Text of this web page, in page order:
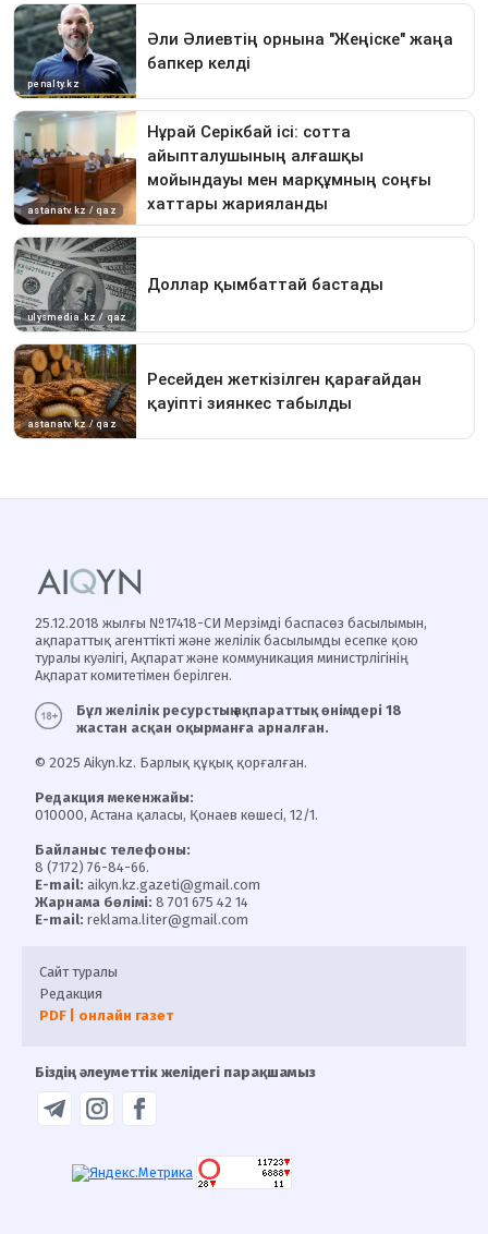
25.12.2018 жылғы №17418-СИ Мерзімді баспасөз басылымын,
ақпараттық агенттікті және желілік басылымды есепке қою
туралы куәлігі, Ақпарат және коммуникация министрлігінің
Ақпарат комитетімен берілген.
Бұл желілік ресурстың ақпараттық өнімдері 18
жастан асқан оқырманға арналған.
© 2025 Aikyn.kz. Барлық құқық қорғалған.
Редакция мекенжайы:
010000, Астана қаласы, Қонаев көшесі, 12/1.
Байланыс телефоны:
8 (7172) 76-84-66.
E-mail: aikyn.kz.gazeti@gmail.com
Жарнама бөлімі: 8 701 675 42 14
E-mail: reklama.liter@gmail.com
Сайт туралы
Редакция
PDF | онлайн газет
Біздің әлеуметтік желідегі парақшамыз